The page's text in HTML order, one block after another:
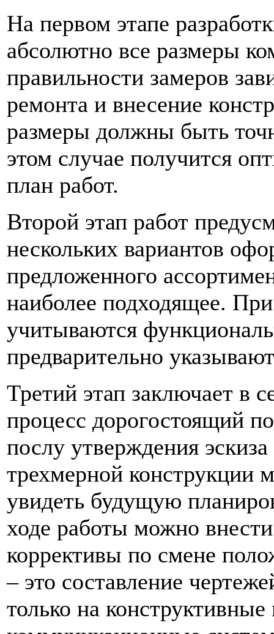
На первом этапе
абсолютно все размеры
правильности замеров
ремонта и внесение
размеры должны быть
этом случае получится
план работ.
Второй этап работ
нескольких вариантов
предложенного
наиболее подходящее.
учитываются
предварительно
Третий этап заключает в
процесс дорогостоящий
послу утверждения
трехмерной конструкции
увидеть будущую
ходе работы можно
коррективы по смене
– это составление
только на